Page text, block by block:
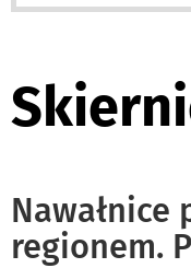
Nawałnice
regionem.